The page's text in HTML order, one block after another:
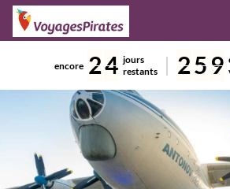
encore 24 jours
restants
259